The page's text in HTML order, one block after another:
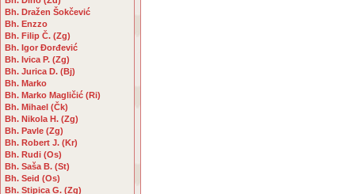
Bh. Dražen Šokčević
Bh. Enzzo
Bh. Filip Č. (Zg)
Bh. Igor Đorđević
Bh. Ivica P. (Zg)
Bh. Jurica D. (Bj)
Bh. Marko
Bh. Marko Magličić (Ri)
Bh. Mihael (Čk)
Bh. Nikola H. (Zg)
Bh. Pavle (Zg)
Bh. Robert J. (Kr)
Bh. Rudi (Os)
Bh. Saša B. (St)
Bh. Seid (Os)
Bh. Stipica G. (Zg)